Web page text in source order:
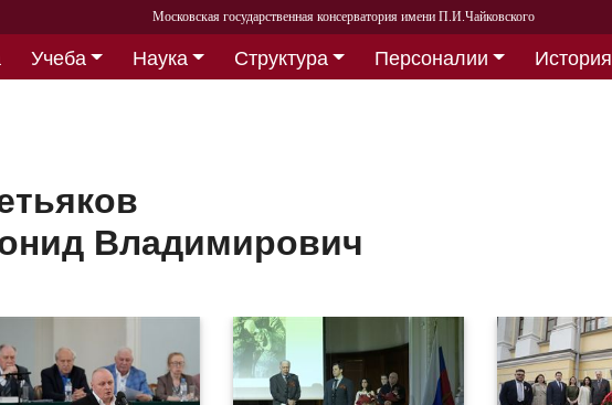
Московская государственная консерватория имени П.И.Чайковского
Учеба Наука Структура Персоналии
История
Владимирович